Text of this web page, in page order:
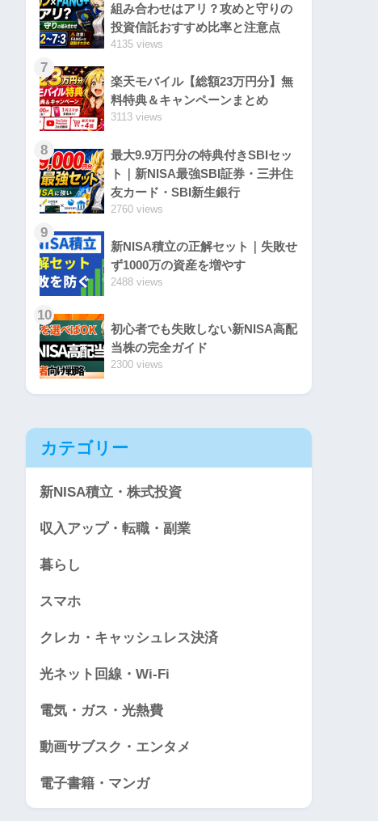
組み合わせはアリ？攻めと守りの
投資信託おすすめ比率と注意点
4135 views
7
楽天モバイル【総額23万円分】無
料特典＆キャンペーンまとめ
3113 views
8
最大9.9万円分の特典付きSBIセッ
ト｜新NISA最強SBI証券・三井住
友カード・SBI新生銀行
2760 views
9
新NISA積立の正解セット｜失敗せ
ず1000万の資産を増やす
2488 views
10
初心者でも失敗しない新NISA高配
当株の完全ガイド
2300 views
カテゴリー
新NISA積立・株式投資
収入アップ・転職・副業
暮らし
スマホ
クレカ・キャッシュレス決済
光ネット回線・Wi-Fi
電気・ガス・光熱費
動画サブスク・エンタメ
電子書籍・マンガ